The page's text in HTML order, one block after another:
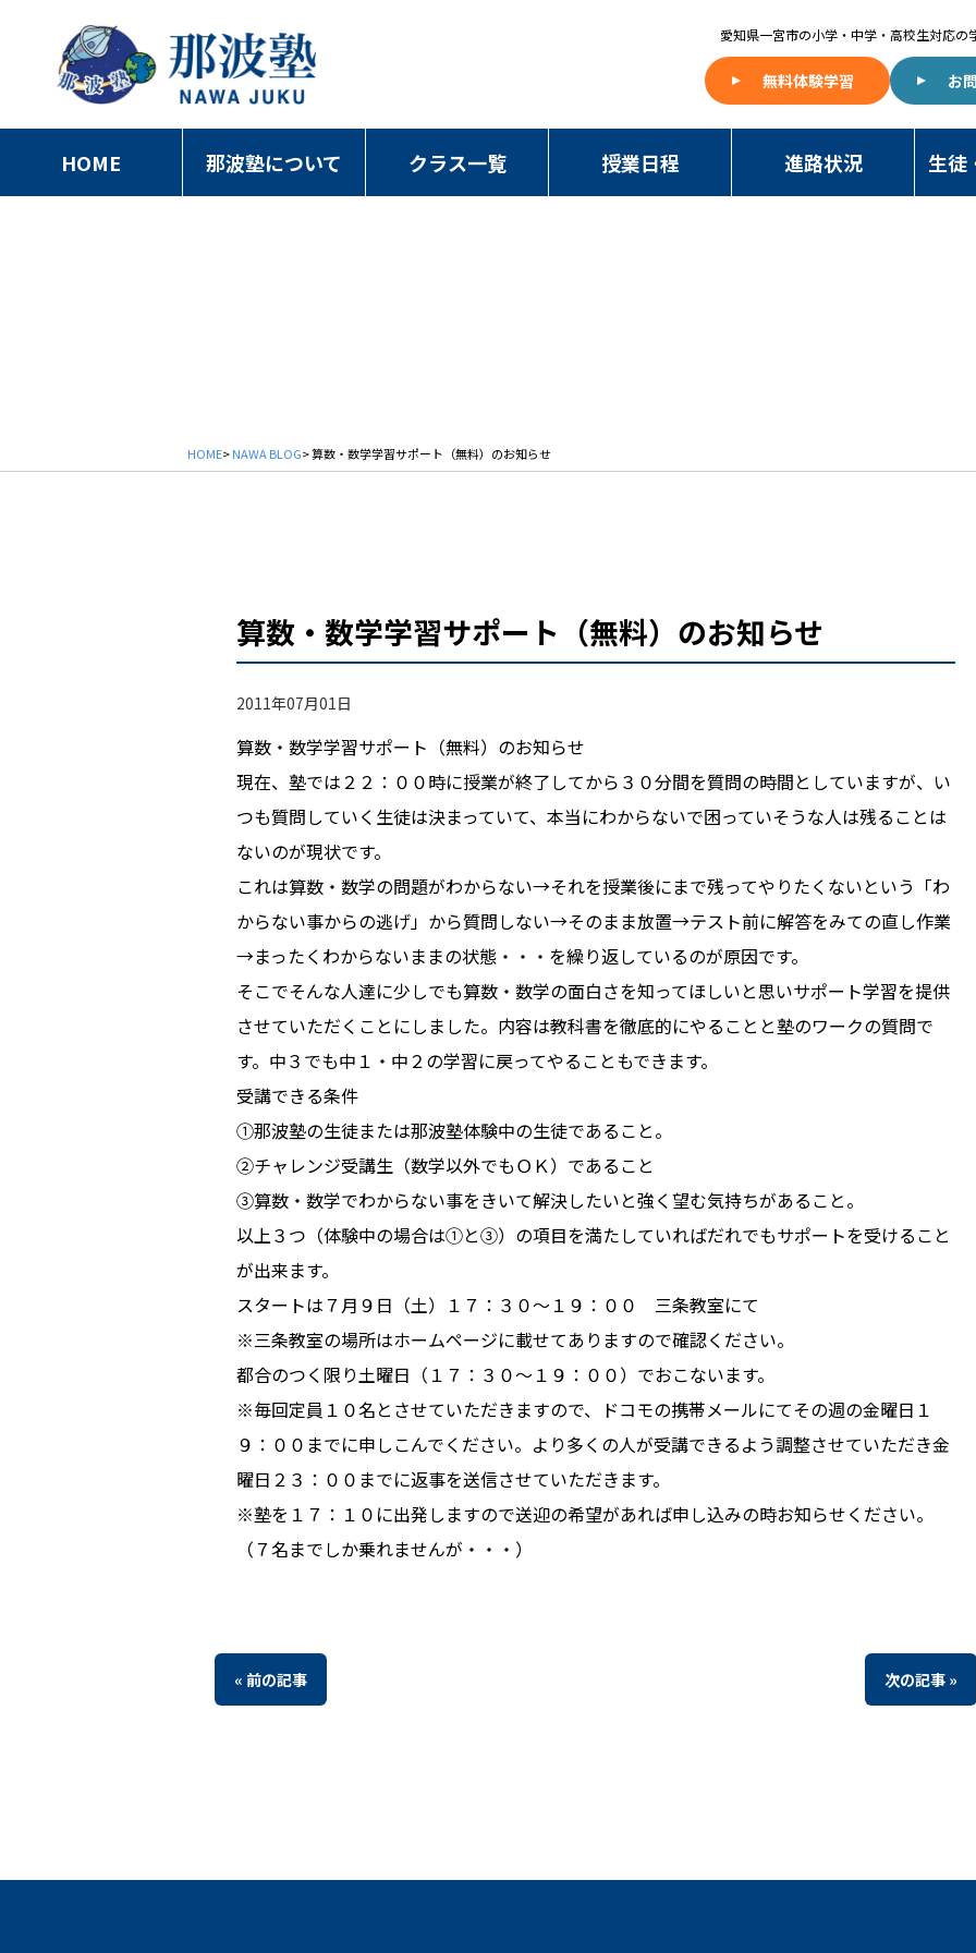
愛知県一宮市の小学・中学・高校生対応の
無料体験学習 お
HOME 那波塾について クラス一覧 授業日程 進路状況 生徒
HOME>NAWA BLOG> 算数・数学学習サポート（無料）のお知らせ
算数・数学学習サポート（無料）のお知らせ
2011年07月01日
算数・数学学習サポート（無料）のお知らせ
現在、塾では２２：００時に授業が終了してから３０分間を質問の時間としていますが、い
つも質問していく生徒は決まっていて、本当にわからないで困っていそうな人は残ることは
ないのが現状です。
これは算数・数学の問題がわからない→それを授業後にまで残ってやりたくないという「わ
からない事からの逃げ」から質問しない→そのまま放置→テスト前に解答をみての直し作業
→まったくわからないままの状態・・・を繰り返しているのが原因です。
そこでそんな人達に少しでも算数・数学の面白さを知ってほしいと思いサポート学習を提供
させていただくことにしました。内容は教科書を徹底的にやることと塾のワークの質問で
す。中３でも中１・中２の学習に戻ってやることもできます。
受講できる条件
①那波塾の生徒または那波塾体験中の生徒であること。
②チャレンジ受講生（数学以外でもＯＫ）であること
③算数・数学でわからない事をきいて解決したいと強く望む気持ちがあること。
以上３つ（体験中の場合は①と③）の項目を満たしていればだれでもサポートを受けること
が出来ます。
スタートは７月９日（土）１７：３０〜１９：００ 三条教室にて
※三条教室の場所はホームページに載せてありますので確認ください。
都合のつく限り土曜日（１７：３０〜１９：００）でおこないます。
※毎回定員１０名とさせていただきますので、ドコモの携帯メールにてその週の金曜日１
９：００までに申しこんでください。より多くの人が受講できるよう調整させていただき金
曜日２３：００までに返事を送信させていただきます。
※塾を１７：１０に出発しますので送迎の希望があれば申し込みの時お知らせください。
（７名までしか乗れませんが・・・）
« 前の記事 次の記事 »